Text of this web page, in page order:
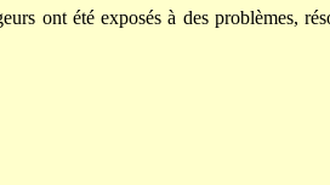
ont été exposés à des problèmes,